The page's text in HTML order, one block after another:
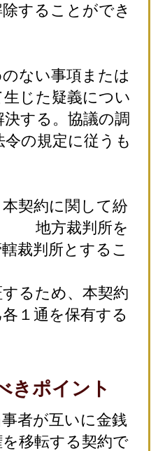
することができ
ない事項または
じた疑義につい
する。協議の調
の規定に従うも
契約に関して紛
地方裁判所を
裁判所とするこ
るため、本契約
１通を保有する
きポイント
者が互いに金銭
移転する契約で